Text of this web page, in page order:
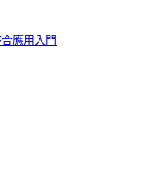
應用入門